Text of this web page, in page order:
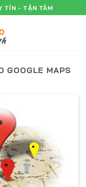
TÍN - TẬN TÂM
GOOGLE MAPS